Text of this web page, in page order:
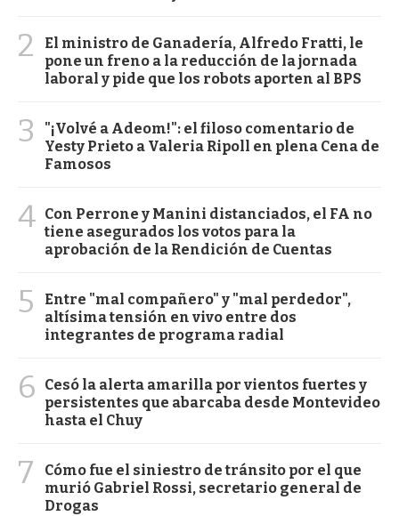
2
El ministro de Ganadería, Alfredo Fratti, le
pone un freno a la reducción de la jornada
laboral y pide que los robots aporten al BPS
3
"¡Volvé a Adeom!": el filoso comentario de
Yesty Prieto a Valeria Ripoll en plena Cena de
Famosos
4 Con Perrone y Manini distanciados, el FA no
tiene asegurados los votos para la
aprobación de la Rendición de Cuentas
5
Entre "mal compañero" y "mal perdedor",
altísima tensión en vivo entre dos
integrantes de programa radial
6
Cesó la alerta amarilla por vientos fuertes y
persistentes que abarcaba desde Montevideo
hasta el Chuy
7
Cómo fue el siniestro de tránsito por el que
murió Gabriel Rossi, secretario general de
Drogas